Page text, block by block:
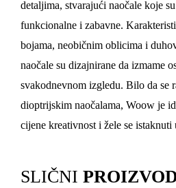
detaljima, stvarajući naočale koje
funkcionalne i zabavne.
bojama, neobičnim oblicima i
naočale su dizajnirane da izmame
svakodnevnom izgledu. Bilo da se
dioptrijskim naočalama, Woow je
cijene kreativnost i žele se istaknuti
SLIČNI